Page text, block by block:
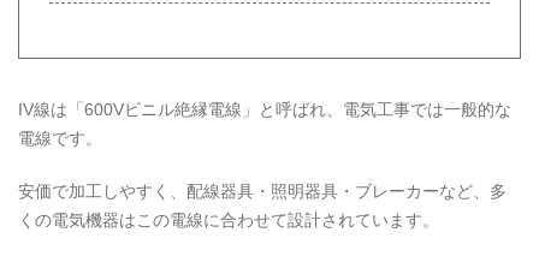
IV線は「600Vビニル絶縁電線」と呼ばれ、電気工事では一般的な
電線です。
安価で加工しやすく、配線器具・照明器具・ブレーカーなど、多
くの電気機器はこの電線に合わせて設計されています。